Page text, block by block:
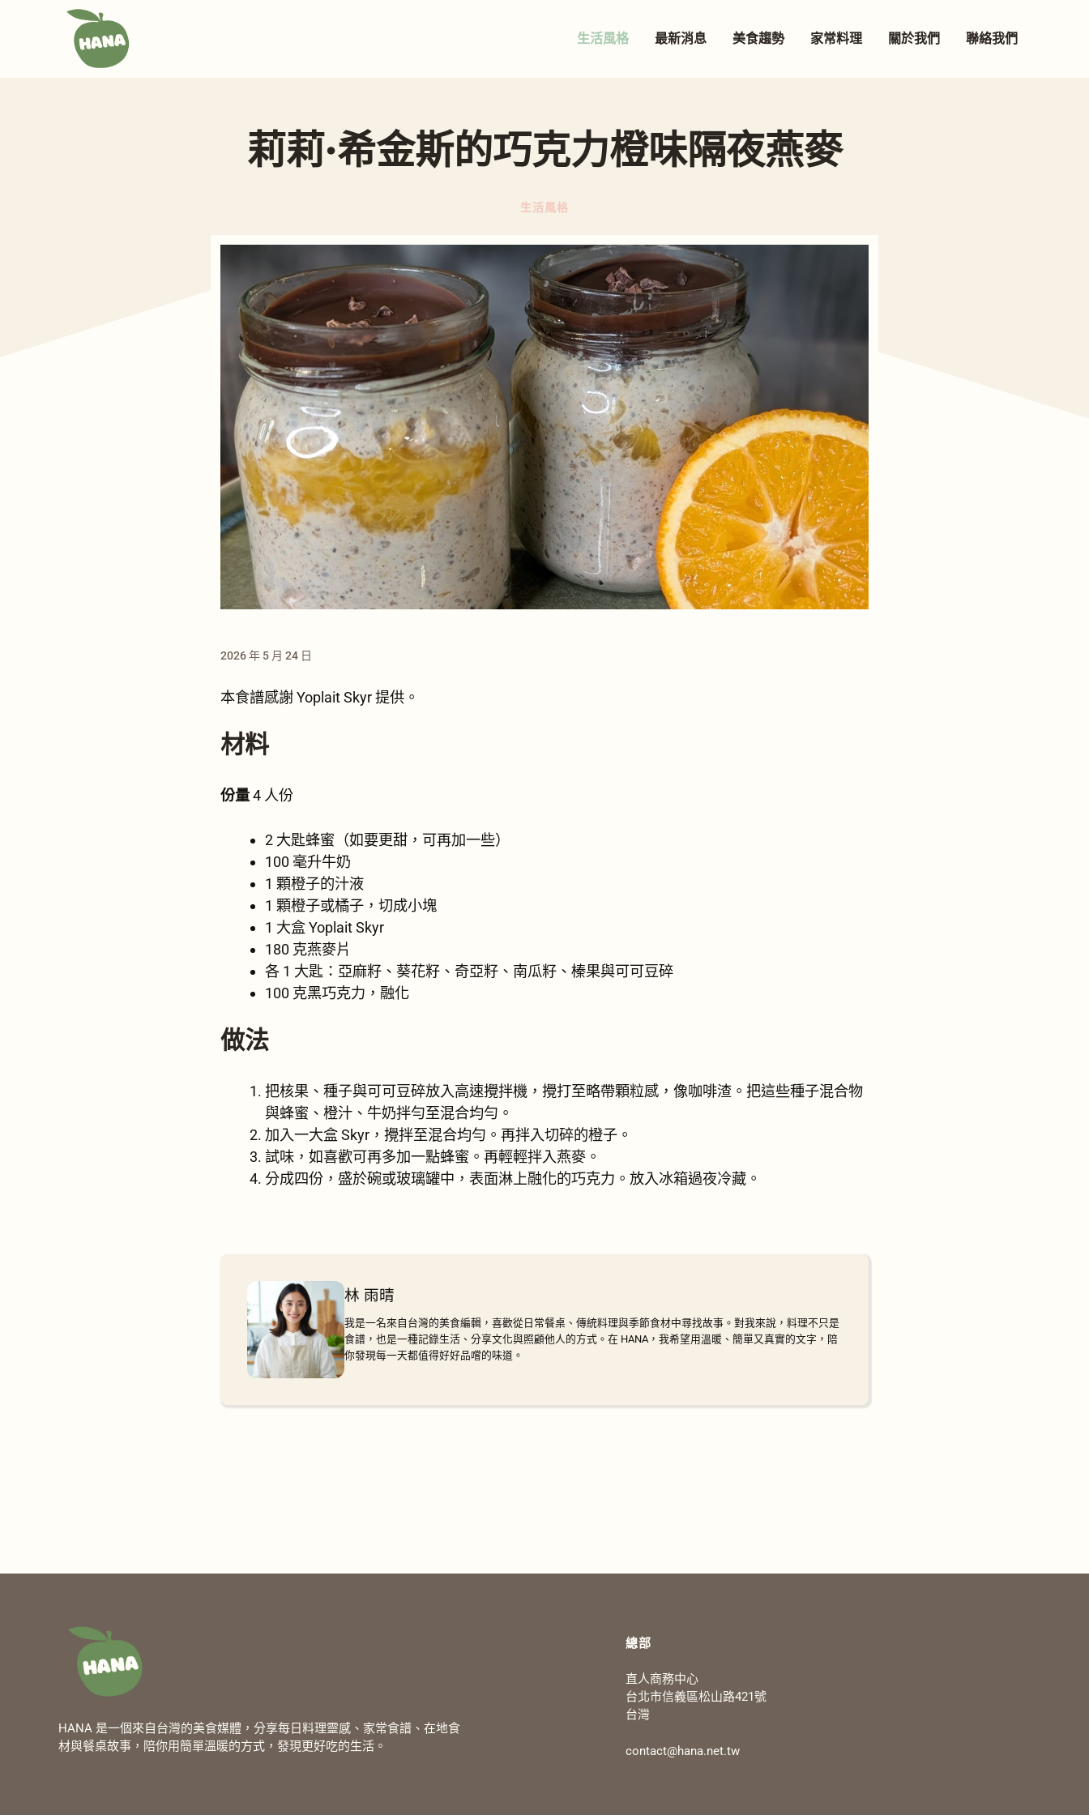
生活風格 最新消息 美食趨勢 家常料理 關於我們 聯絡我們
莉莉·希金斯的巧克力橙味隔夜燕麥
生活風格
2026 年 5 月 24 日
本食譜感謝 Yoplait Skyr 提供。
材料
份量4 人份
2 大匙蜂蜜（如要更甜，可再加一些）
100 毫升牛奶
1 顆橙子的汁液
1 顆橙子或橘子，切成小塊
1 大盒 Yoplait Skyr
180 克燕麥片
各 1 大匙：亞麻籽、葵花籽、奇亞籽、南瓜籽、榛果與可可豆碎
100 克黑巧克力，融化
做法
把核果、種子與可可豆碎放入高速攪拌機，攪打至略帶顆粒感，像咖啡渣。把這些種子混合物
與蜂蜜、橙汁、牛奶拌勻至混合均勻。
加入一大盒 Skyr，攪拌至混合均勻。再拌入切碎的橙子。
試味，如喜歡可再多加一點蜂蜜。再輕輕拌入燕麥。
分成四份，盛於碗或玻璃罐中，表面淋上融化的巧克力。放入冰箱過夜冷藏。
林 雨晴
我是一名來自台灣的美食編輯，喜歡從日常餐桌、傳統料理與季節食材中尋找故事。對我來說，料理不只是
食譜，也是一種記錄生活、分享文化與照顧他人的方式。在 HANA，我希望用溫暖、簡單又真實的文字，陪
你發現每一天都值得好好品嚐的味道。
HANA 是一個來自台灣的美食媒體，分享每日料理靈感、家常食譜、在地食
材與餐桌故事，陪你用簡單溫暖的方式，發現更好吃的生活。
總部
直人商務中心
台北市信義區松山路421號
台灣
contact@hana.net.tw